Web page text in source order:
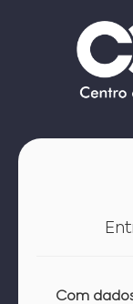
Com